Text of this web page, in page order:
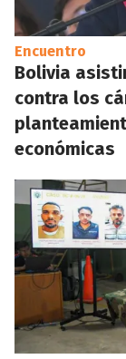
Encuentro
Bolivia
contra los
económicas